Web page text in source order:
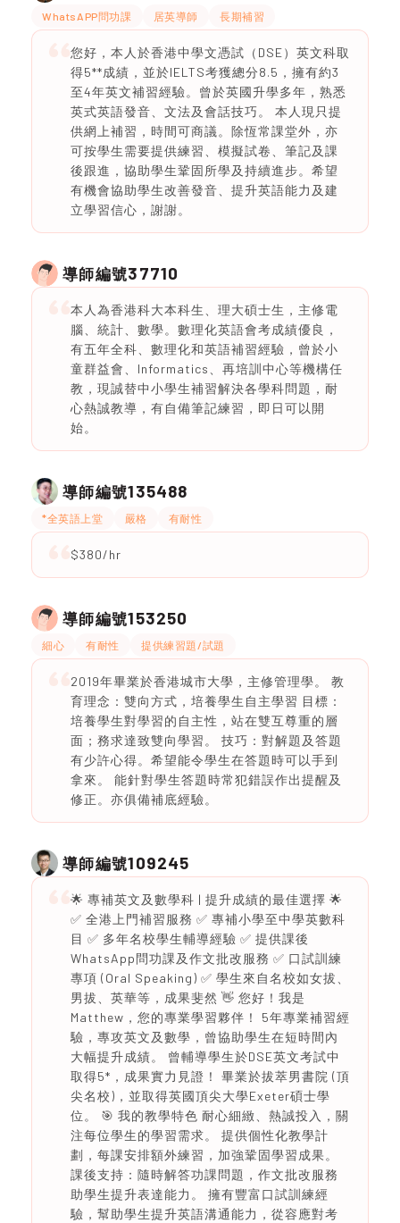
WhatsAPP問功課 居英導師 長期補習
您好，本人於香港中學文憑試（DSE）英文科取
得5**成績，並於IELTS考獲總分8.5，擁有約3
至4年英文補習經驗。曾於英國升學多年，熟悉
英式英語發音、文法及會話技巧。 本人現只提
供網上補習，時間可商議。除恆常課堂外，亦
可按學生需要提供練習、模擬試卷、筆記及課
後跟進，協助學生鞏固所學及持續進步。希望
有機會協助學生改善發音、提升英語能力及建
立學習信心，謝謝。
導師編號37710
本人為香港科大本科生、理大碩士生，主修電
腦、統計、數學。數理化英語會考成績優良，
有五年全科、數理化和英語補習經驗，曾於小
童群益會、Informatics、再培訓中心等機構任
教，現誠替中小學生補習解決各學科問題，耐
心熱誠教導，有自備筆記練習，即日可以開
始。
導師編號135488
*全英語上堂 嚴格 有耐性
$380/hr
導師編號153250
細心 有耐性 提供練習題/試題
2019年畢業於香港城市大學，主修管理學。 教
育理念：雙向方式，培養學生自主學習 目標：
培養學生對學習的自主性，站在雙互尊重的層
面；務求達致雙向學習。 技巧：對解題及答題
有少許心得。希望能令學生在答題時可以手到
拿來。 能針對學生答題時常犯錯誤作出提醒及
修正。亦俱備補底經驗。
導師編號109245
🌟 專補英文及數學科 | 提升成績的最佳選擇 🌟
✅ 全港上門補習服務 ✅ 專補小學至中學英數科
目 ✅ 多年名校學生輔導經驗 ✅ 提供課後
WhatsApp問功課及作文批改服務 ✅ 口試訓練
專項 (Oral Speaking) ✅ 學生來自名校如女拔、
男拔、英華等，成果斐然 👋 您好！我是
Matthew，您的專業學習夥伴！ 5年專業補習經
驗，專攻英文及數學，曾協助學生在短時間內
大幅提升成績。 曾輔導學生於DSE英文考試中
取得5*，成果實力見證！ 畢業於拔萃男書院 (頂
尖名校)，並取得英國頂尖大學Exeter碩士學
位。 🎯 我的教學特色 耐心細緻、熱誠投入，關
注每位學生的學習需求。 提供個性化教學計
劃，每課安排額外練習，加強鞏固學習成果。
課後支持：隨時解答功課問題，作文批改服務
助學生提升表達能力。 擁有豐富口試訓練經
驗，幫助學生提升英語溝通能力，從容應對考